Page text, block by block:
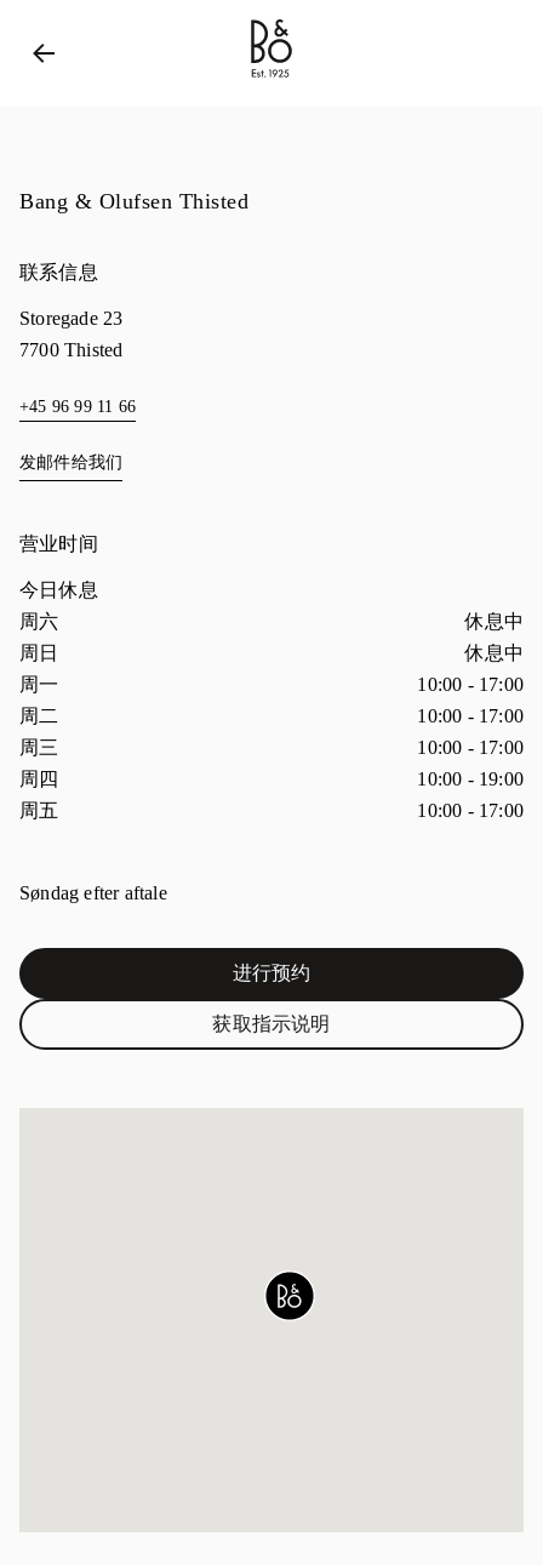
Bang & Olufsen - Exist to Create
Bang & Olufsen Thisted
联系信息
Storegade 23
7700 Thisted
+45 96 99 11 66
发邮件给我们
营业时间
今日休息
星期
周六
休息中
周日
休息中
周一
10:00 - 17:00
周二
10:00 - 17:00
周三
10:00 - 17:00
周四
10:00 - 19:00
周五
10:00 - 17:00
Søndag efter aftale
进行预约Link Opens in New Tab
获取指示说明Link Opens in New Tab